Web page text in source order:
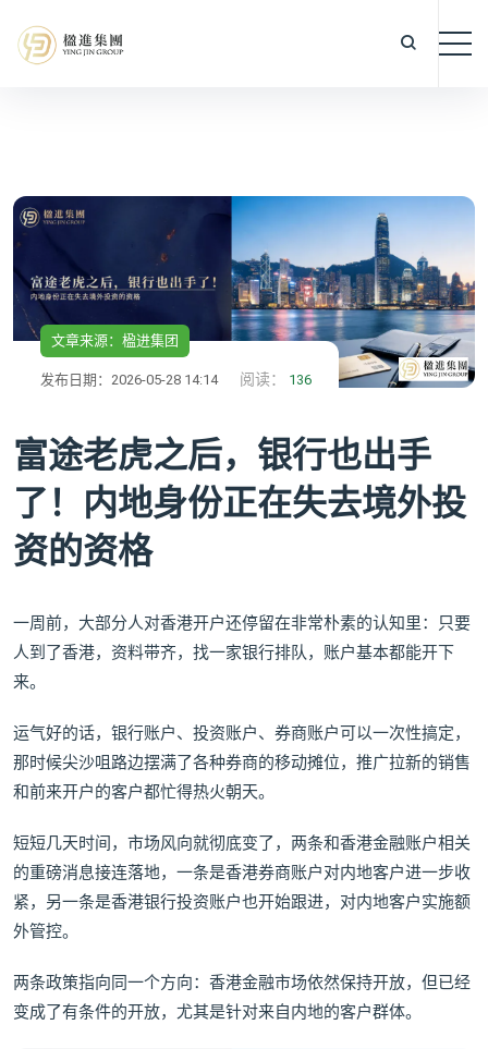
文章来源：楹进集团
发布日期：2026-05-28 14:14 阅读： 136
富途老虎之后，银行也出手
了！内地身份正在失去境外投
资的资格
一周前，大部分人对香港开户还停留在非常朴素的认知里：只要
人到了香港，资料带齐，找一家银行排队，账户基本都能开下
来。
运气好的话，银行账户、投资账户、券商账户可以一次性搞定，
那时候尖沙咀路边摆满了各种券商的移动摊位，推广拉新的销售
和前来开户的客户都忙得热火朝天。
短短几天时间，市场风向就彻底变了，两条和香港金融账户相关
的重磅消息接连落地，一条是香港券商账户对内地客户进一步收
紧，另一条是香港银行投资账户也开始跟进，对内地客户实施额
外管控。
两条政策指向同一个方向：香港金融市场依然保持开放，但已经
变成了有条件的开放，尤其是针对来自内地的客户群体。